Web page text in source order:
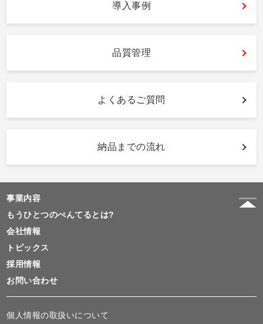
導入事例
品質管理
よくあるご質問
納品までの流れ
事業内容
もうひとつのぺんてるとは?
会社情報
トピックス
採用情報
お問い合わせ
個人情報の取扱いについて